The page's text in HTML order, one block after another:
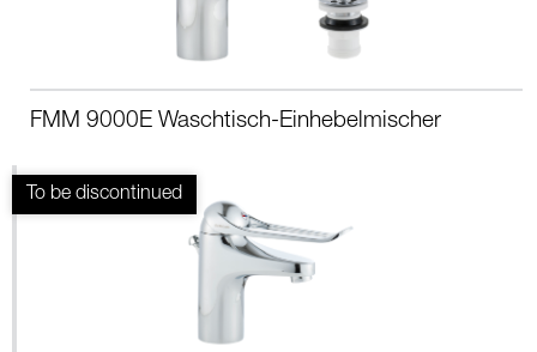
FMM 9000E Waschtisch-Einhebelmischer